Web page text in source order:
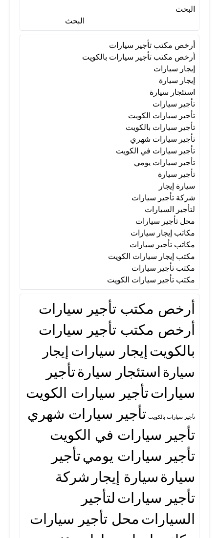
تأجير سيارات الكويت
تأجير سيارات شهري
تأجير سيارات في الكويت
تأجير سيارات يومي
سيارة إيجار شركة تأجير سيارات
لتأجير السيارات
مكاتب إيجار سيارات
مكتب إيجار سيارات الكويت
مكتب تأجير سيارات
مكتب تأجير سيارات الكويت
البحث
البحث
أرخص مكتب تأجير سيارات
أرخص مكتب تأجير سيارات بالكويت
إيجار سيارات
إيجار سيارة
استئجار سيارة
تأجير سيارات
تأجير سيارات الكويت
تأجير سيارات بالكويت
تأجير سيارات شهري
تأجير سيارات في الكويت
تأجير سيارات يومي
تأجير سيارة
سيارة إيجار
شركة تأجير سيارات
لتأجير السيارات
محل تأجير سيارات
مكاتب إيجار سيارات
مكاتب تأجير سيارات
مكتب إيجار سيارات الكويت
مكتب تأجير سيارات
مكتب تأجير سيارات الكويت
أرخص مكتب تأجير سيارات
أرخص مكتب تأجير سيارات
بالكويتإيجار سيارات إيجار
سيارةاستئجار سيارةتأجير
سياراتتأجير سيارات الكويت
تأجير سيارات بالكويت تأجير سيارات شهري
تأجير سيارات في الكويت
تأجير سيارات يوميتأجير
سيارة سيارة إيجار شركة
تأجير سياراتلتأجير
السياراتمحل تأجير سيارات